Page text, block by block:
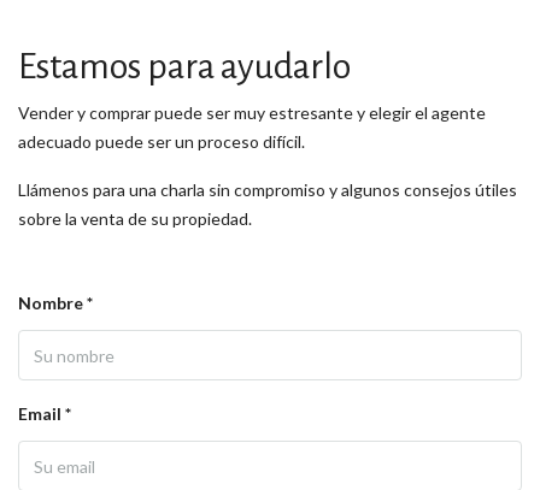
Estamos para ayudarlo
Vender y comprar puede ser muy estresante y elegir el agente
adecuado puede ser un proceso difícil.
Llámenos para una charla sin compromiso y algunos consejos útiles
sobre la venta de su propiedad.
Nombre *
Email *